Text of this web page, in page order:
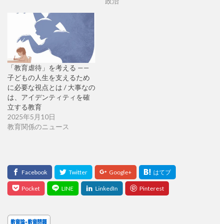
「教育虐待」を考える ——
子どもの人生を支えるため
に必要な視点とは / 大事なの
は、アイデンティティを確
立する教育
2025年5月10日
教育関係のニュース